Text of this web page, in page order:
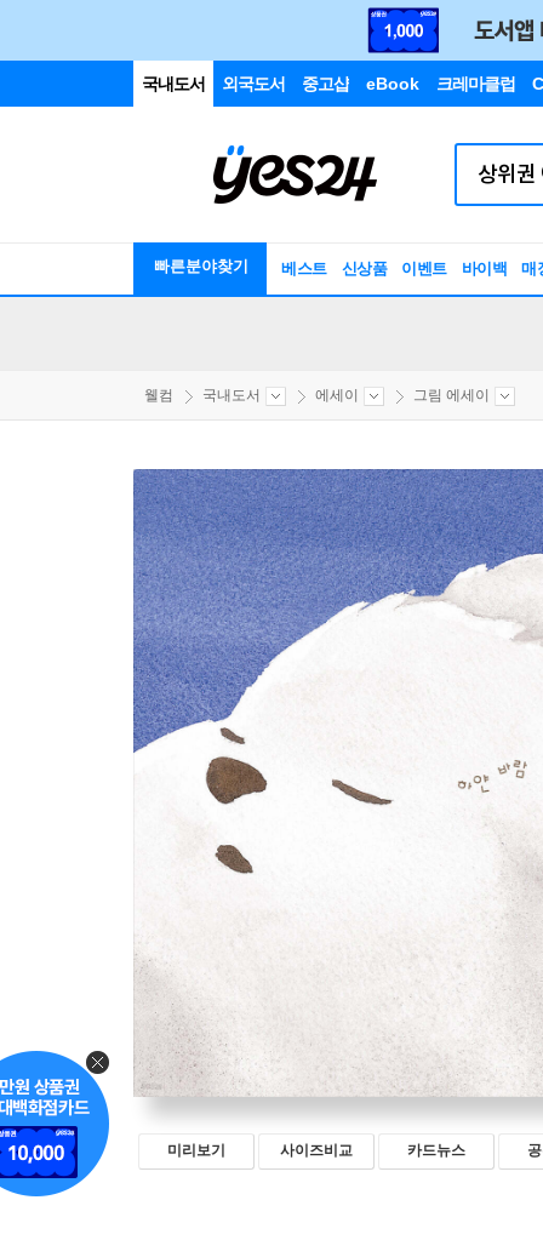
국내도서 외국도서 중고샵 eBook 크레마클럽
빠른분야찾기 베스트 신상품 이벤트 바이백 매
웰컴 국내도서 에세이 그림 에세이
미리보기 사이즈비교 카드뉴스